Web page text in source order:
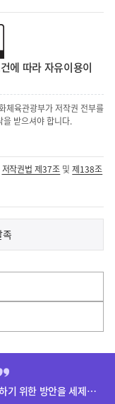
에 따라 자유이용이
체육관광부가 저작권 전부를
받으셔야 합니다.
저작권법 제37조 및제138조
(보도설명) 정부는 거주용 1주택을 두텁게 보호하기 위한 방안을 세제개편안에 담았습니다.